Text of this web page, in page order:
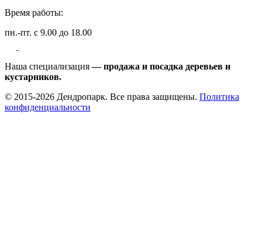
Время работы:
пн.-пт. с 9.00 до 18.00
Наша специализация— продажа и посадка деревьев и
кустарников.
© 2015-2026 Дендропарк. Все права защищены. Политика
конфиденциальности